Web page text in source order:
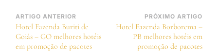
Navegação
de
post
ARTIGO ANTERIOR
Hotel Fazenda Buriti de
Goiás – GO melhores hotéis
em promoção de pacotes
PRÓXIMO ARTIGO
Hotel Fazenda Borborema –
PB melhores hotéis em
promoção de pacotes